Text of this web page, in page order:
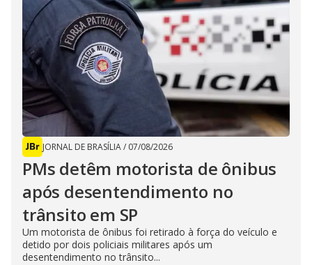
JORNAL DE BRASÍLIA/ 07/08/2026
PMs detêm motorista de ônibus
após desentendimento no
trânsito em SP
Um motorista de ônibus foi retirado à força do veículo e
detido por dois policiais militares após um
desentendimento no trânsito...